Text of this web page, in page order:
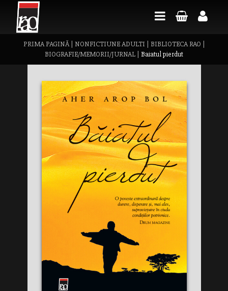
PRIMA PAGINĂ| NONFICTIUNE ADULTI BIBLIOTECA RAO
BIOGRAFIE/MEMORII/JURNAL
Baiatul pierdut